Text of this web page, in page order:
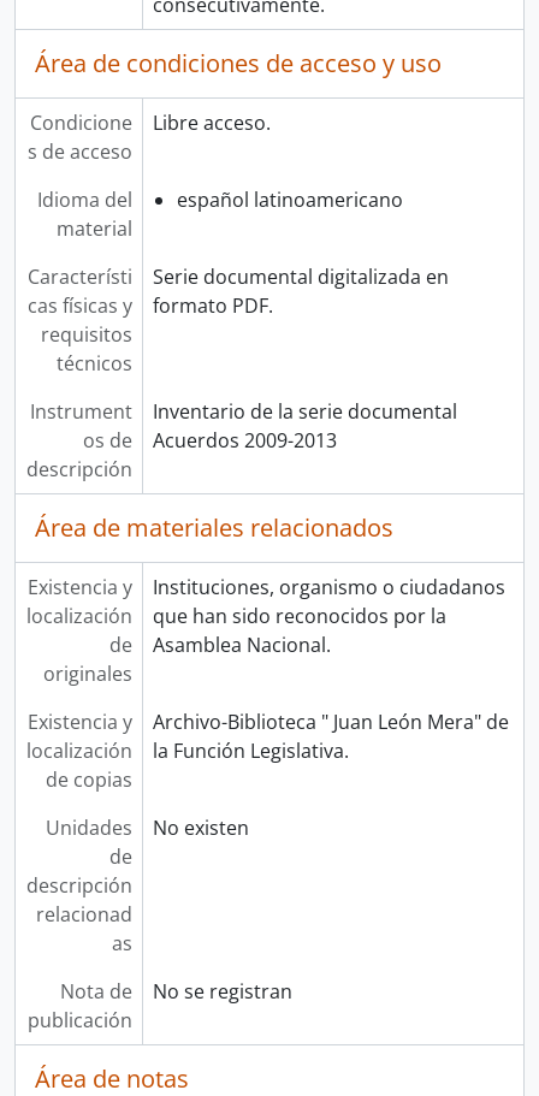
Área de condiciones de acceso y uso
Condicione
s de acceso
Libre acceso.
Idioma del
material
español latinoamericano
Característi
cas físicas y
requisitos
técnicos
Serie documental digitalizada en
formato PDF.
Instrument
os de
descripción
Inventario de la serie documental
Acuerdos 2009-2013
Área de materiales relacionados
Existencia y
localización
de
originales
Instituciones, organismo o ciudadanos
que han sido reconocidos por la
Asamblea Nacional.
Existencia y
localización
de copias
Archivo-Biblioteca " Juan León Mera" de
la Función Legislativa.
Unidades
de
descripción
relacionad
as
No existen
Nota de
publicación
No se registran
Área de notas